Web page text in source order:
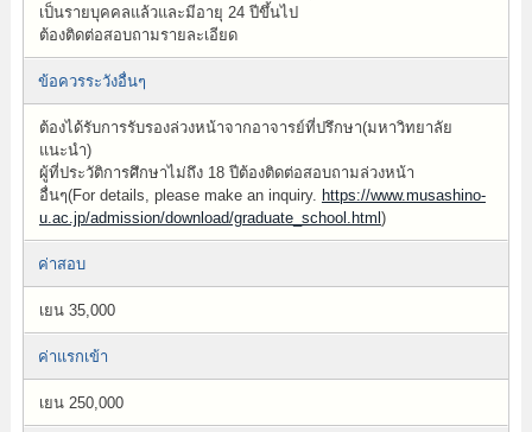
เป็นรายบุคคลแล้วและมีอายุ 24 ปีขึ้นไป
ต้องติดต่อสอบถามรายละเอียด
ข้อควรระวังอื่นๆ
ต้องได้รับการรับรองล่วงหน้าจากอาจารย์ที่ปรึกษา(มหาวิทยาลัย
แนะนำ)
ผู้ที่ประวัติการศึกษาไม่ถึง 18 ปีต้องติดต่อสอบถามล่วงหน้า
อื่นๆ(For details, please make an inquiry. https://www.musashino-
u.ac.jp/admission/download/graduate_school.html )
ค่าสอบ
เยน 35,000
ค่าแรกเข้า
เยน 250,000